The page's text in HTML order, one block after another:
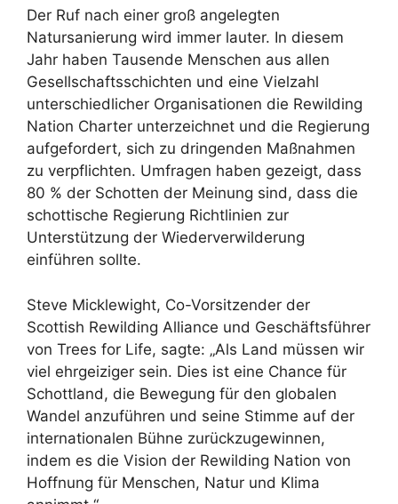
Der Ruf nach einer groß angelegten
Natursanierung wird immer lauter. In diesem
Jahr haben Tausende Menschen aus allen
Gesellschaftsschichten und eine Vielzahl
unterschiedlicher Organisationen die Rewilding
Nation Charter unterzeichnet und die Regierung
aufgefordert, sich zu dringenden Maßnahmen
zu verpflichten. Umfragen haben gezeigt, dass
80 % der Schotten der Meinung sind, dass die
schottische Regierung Richtlinien zur
Unterstützung der Wiederverwilderung
einführen sollte.
Steve Micklewight, Co-Vorsitzender der
Scottish Rewilding Alliance und Geschäftsführer
von Trees for Life, sagte: „Als Land müssen wir
viel ehrgeiziger sein. Dies ist eine Chance für
Schottland, die Bewegung für den globalen
Wandel anzuführen und seine Stimme auf der
internationalen Bühne zurückzugewinnen,
indem es die Vision der Rewilding Nation von
Hoffnung für Menschen, Natur und Klima